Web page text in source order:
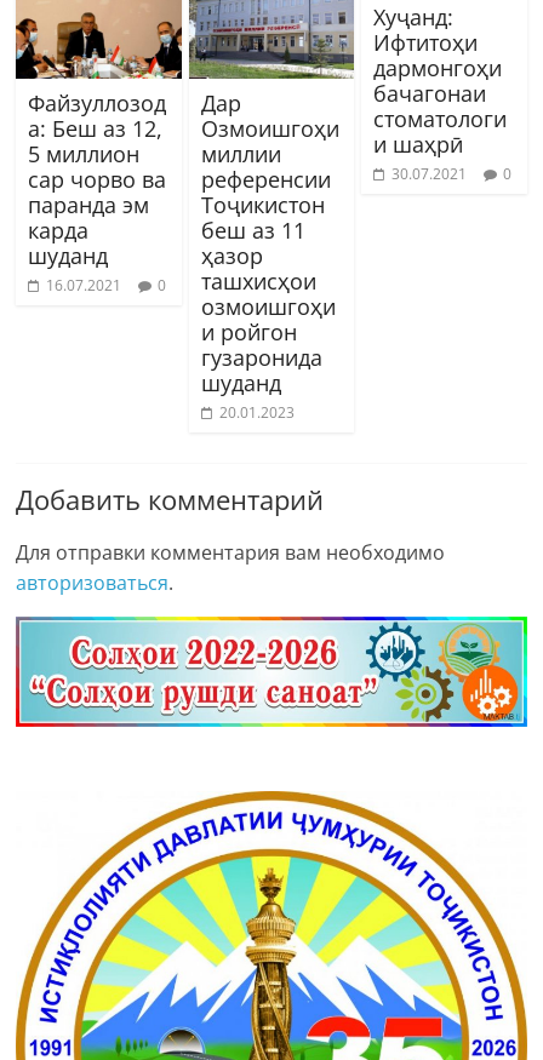
Файзуллозод
а: Беш аз 12,
5 миллион
сар чорво ва
паранда эм
карда
шуданд
16.07.2021 0
Дар
Озмоишгоҳи
миллии
референсии
Тоҷикистон
беш аз 11
ҳазор
ташхисҳои
озмоишгоҳи
и ройгон
гузаронида
шуданд
20.01.2023
Хуҷанд:
Ифтитоҳи
дармонгоҳи
бачагонаи
стоматологи
и шаҳрӣ
30.07.2021 0
Добавить комментарий
Для отправки комментария вам необходимо
авторизоваться.